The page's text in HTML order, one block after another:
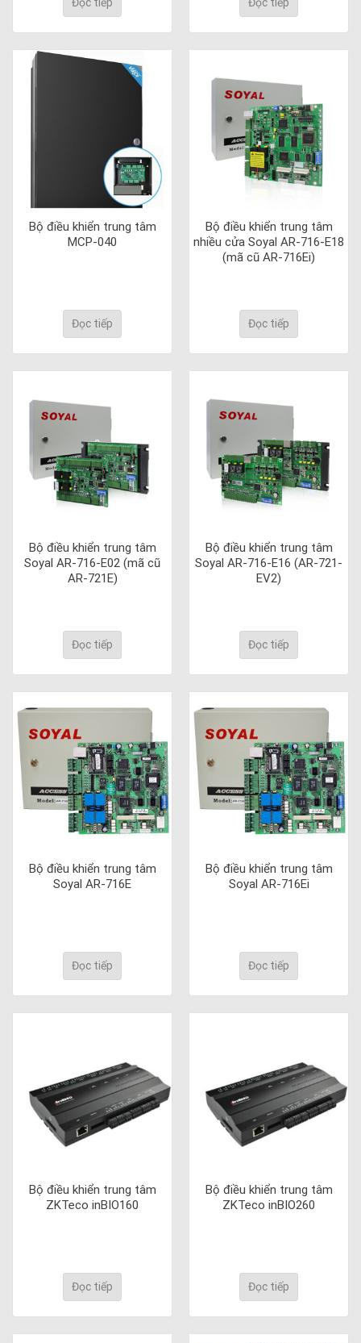
Bộ điều khiển trung tâm
MCP-040
Đọc tiếp
Bộ điều khiển trung tâm
nhiều cửa Soyal AR-716-E18
(mã cũ AR-716Ei)
Đọc tiếp
Bộ điều khiển trung tâm
Soyal AR-716-E02 (mã cũ
AR-721E)
Đọc tiếp
Bộ điều khiển trung tâm
Soyal AR-716-E16 (AR-721-
EV2)
Đọc tiếp
Bộ điều khiển trung tâm
Soyal AR-716E
Đọc tiếp
Bộ điều khiển trung tâm
Soyal AR-716Ei
Đọc tiếp
Bộ điều khiển trung tâm
ZKTeco inBIO160
Đọc tiếp
Bộ điều khiển trung tâm
ZKTeco inBIO260
Đọc tiếp